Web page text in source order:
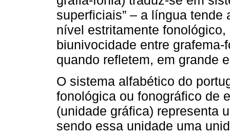
superficiais” – a língua
nível estritamente
biunivocidade entre grafema-
quando refletem, em grande
O sistema alfabético do
fonológica ou fonográfico de
(unidade gráfica) representa
sendo essa unidade uma